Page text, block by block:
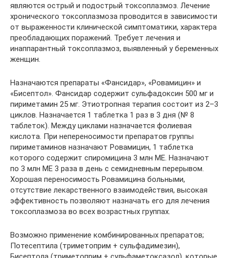
являются острый и подострый токсоплазмоз. Лечение
хронического токсоплазмоза проводится в зависимости
от выраженности клинической симптоматики, характера
преобладающих поражений. Требует лечения и
инаппарантный токсоплазмоз, выявленный у беременных
женщин.
Назначаются препараты «Фансидар», «Ровамицин» и
«Бисептол». Фансидар содержит сульфадоксин 500 мг и
пириметамин 25 мг. Этиотропная терапия состоит из 2–3
циклов. Назначается 1 таблетка 1 раз в 3 дня (№ 8
таблеток). Между циклами назначается фолиевая
кислота. При непереносимости препаратов группы
пириметаминов назначают Ровамицин, 1 таблетка
которого содержит спиромицина 3 млн МЕ. Назначают
по 3 млн МЕ 3 раза в день с семидневным перерывом.
Хорошая переносимость Ровамицина больными,
отсутствие лекарственного взаимодействия, высокая
эффективность позволяют назначать его для лечения
токсоплазмоза во всех возрастных группах.
Возможно применение комбинированных препаратов;
Потесептила (триметоприм + сульфадимезин),